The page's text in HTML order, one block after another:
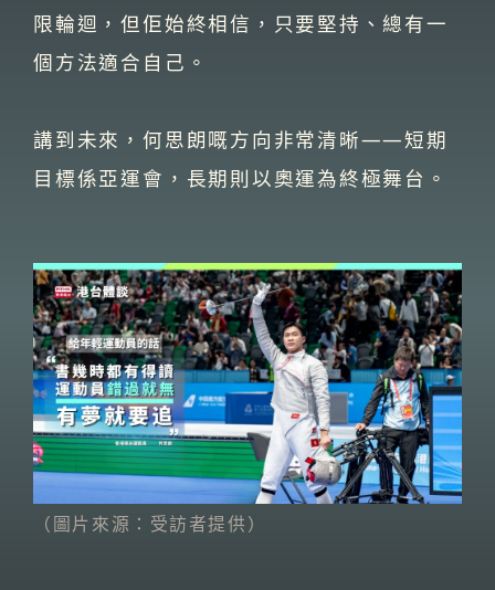
限輪迴，但佢始終相信，只要堅持、總有一
個方法適合自己。
講到未來，何思朗嘅方向非常清晰——短期
目標係亞運會，長期則以奧運為終極舞台。
（圖片來源：受訪者提供）